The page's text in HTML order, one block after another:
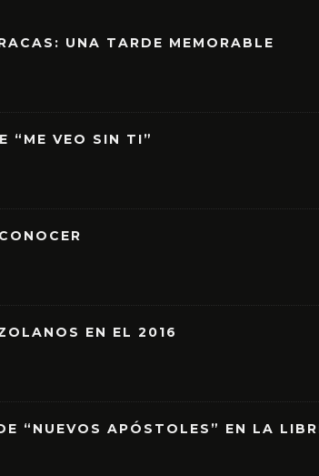
UNA TARDE MEMORABLE
“ME VEO SIN TI”
EN EL 2016
“NUEVOS APÓSTOLES” EN LA